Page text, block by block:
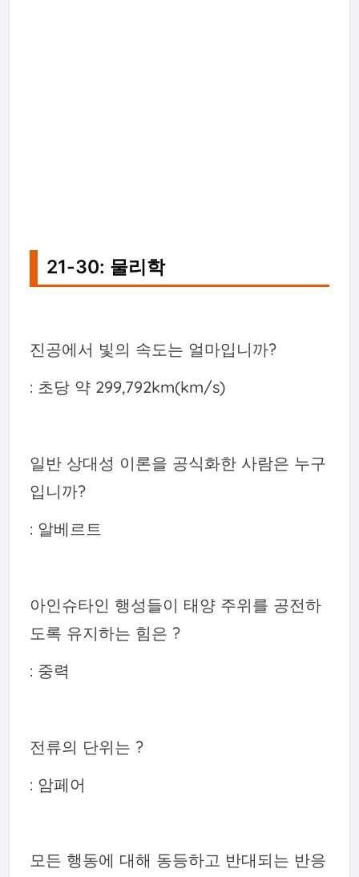
21-30: 물리학
진공에서 빛의 속도는 얼마입니까?
: 초당 약 299,792km(km/s)
일반 상대성 이론을 공식화한 사람은 누구
입니까?
: 알베르트
아인슈타인 행성들이 태양 주위를 공전하
도록 유지하는 힘은 ?
: 중력
전류의 단위는 ?
: 암페어
모든 행동에 대해 동등하고 반대되는 반응